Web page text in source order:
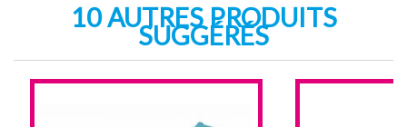
10 AUTRES PRODUITS
SUGGÉRÉS